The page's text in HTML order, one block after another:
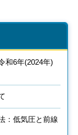
和6年(2024年)
：低気圧と前線